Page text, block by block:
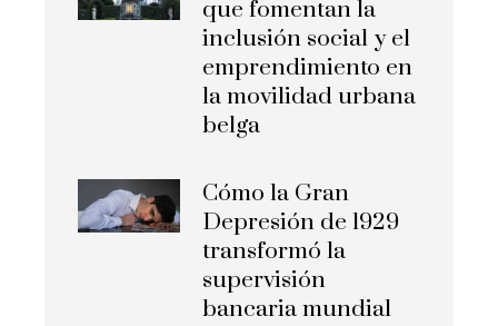
que fomentan la
inclusión social y el
emprendimiento en
la movilidad urbana
belga
Cómo la Gran
Depresión de 1929
transformó la
supervisión
bancaria mundial